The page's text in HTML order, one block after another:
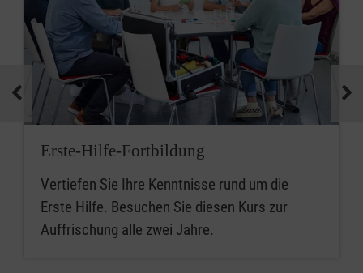
Erste-Hilfe-Fortbildung
Vertiefen Sie Ihre Kenntnisse rund um die
Erste Hilfe. Besuchen Sie diesen Kurs zur
Auffrischung alle zwei Jahre.